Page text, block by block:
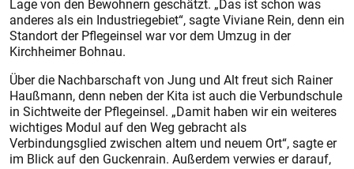
Lage von den Bewohnern geschätzt. „Das ist schon was
anderes als ein Industriegebiet“, sagte Viviane Rein, denn ein
Standort der Pflegeinsel war vor dem Umzug in der
Kirchheimer Bohnau.
Über die Nachbarschaft von Jung und Alt freut sich Rainer
Haußmann, denn neben der Kita ist auch die Verbundschule
in Sichtweite der Pflegeinsel. „Damit haben wir ein weiteres
wichtiges Modul auf den Weg gebracht als
Verbindungsglied zwischen altem und neuem Ort“, sagte er
im Blick auf den Guckenrain. Außerdem verwies er darauf,